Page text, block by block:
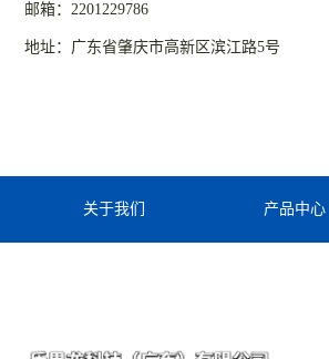
邮箱：2201229786
地址：广东省肇庆市高新区滨江路5号
关于我们 产品中心